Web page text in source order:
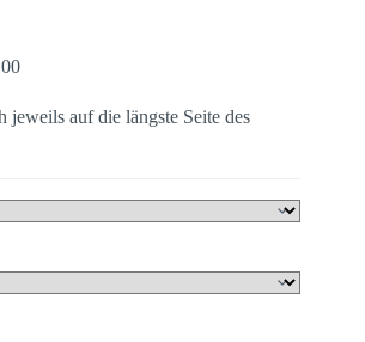
Preisspanne:
CHF 26.00
jeweils auf die längste Seite des